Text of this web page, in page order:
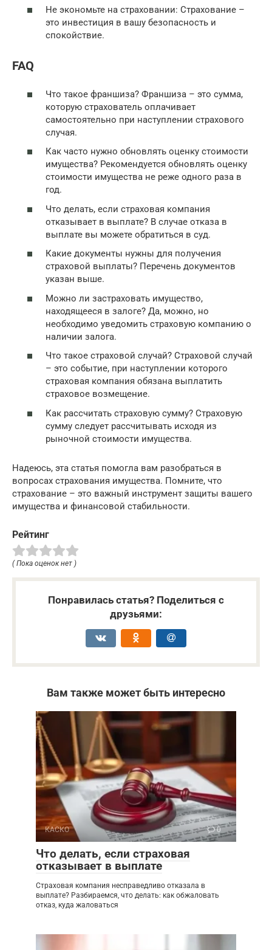
Не экономьте на страховании: Страхование –
это инвестиция в вашу безопасность и
спокойствие.
FAQ
Что такое франшиза? Франшиза – это сумма,
которую страхователь оплачивает
самостоятельно при наступлении страхового
случая.
Как часто нужно обновлять оценку стоимости
имущества? Рекомендуется обновлять оценку
стоимости имущества не реже одного раза в
год.
Что делать, если страховая компания
отказывает в выплате? В случае отказа в
выплате вы можете обратиться в суд.
Какие документы нужны для получения
страховой выплаты? Перечень документов
указан выше.
Можно ли застраховать имущество,
находящееся в залоге? Да, можно, но
необходимо уведомить страховую компанию о
наличии залога.
Что такое страховой случай? Страховой случай
– это событие, при наступлении которого
страховая компания обязана выплатить
страховое возмещение.
Как рассчитать страховую сумму? Страховую
сумму следует рассчитывать исходя из
рыночной стоимости имущества.
Надеюсь, эта статья помогла вам разобраться в
вопросах страхования имущества. Помните, что
страхование – это важный инструмент защиты вашего
имущества и финансовой стабильности.
Рейтинг
( Пока оценок нет )
Понравилась статья? Поделиться с
друзьями:
Вам также может быть интересно
КАСКО 0
Что делать, если страховая
отказывает в выплате
Страховая компания несправедливо отказала в
выплате? Разбираемся, что делать: как обжаловать
отказ, куда жаловаться